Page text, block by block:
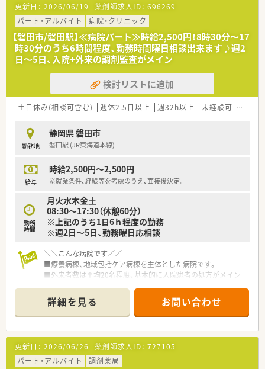
更新日： 2026/06/19 薬剤師求人ID： 696269
パート・アルバイト
病院・クリニック
【磐田市/磐田駅】≪病院パート≫時給2,500円！8時30分～17
時30分のうち6時間程度、勤務時間曜日相談出来ます♪週2
日～5日、入院+外来の調剤監査がメイン
検討リストに追加
土日休み(相談可含む) 週休2.5日以上 週32h以上 未経験可 ブラン
勤務地
静岡県 磐田市
磐田駅 (JR東海道本線)
給与
時給2,500円～2,500円
※就業条件、経験等を考慮のうえ、面接後決定。
勤務
時間
月火水木金土
08:30～17:30（休憩60分）
※上記のうち1日6ｈ程度の勤務
※週2日～5日、勤務曜日応相談
＼＼こんな病院です／／
■療養病棟、地域包括ケア病棟を主体とした病院です。
■外来者数は平均20名程度、基本的に入院患者の処方がメイン
■薬剤師は複数名体制となっています。
■お車通勤も可能で駐車場代は無料です。
＼＼こんな方におすすめ／／
■保育所も完備されているため、ママさん薬剤師に
■残業はほとんど発生しないためプライベートの時間を大切に
したい方に
詳細を見る お問い合わせ
更新日： 2026/06/26 薬剤師求人ID： 727105
パート・アルバイト
調剤薬局